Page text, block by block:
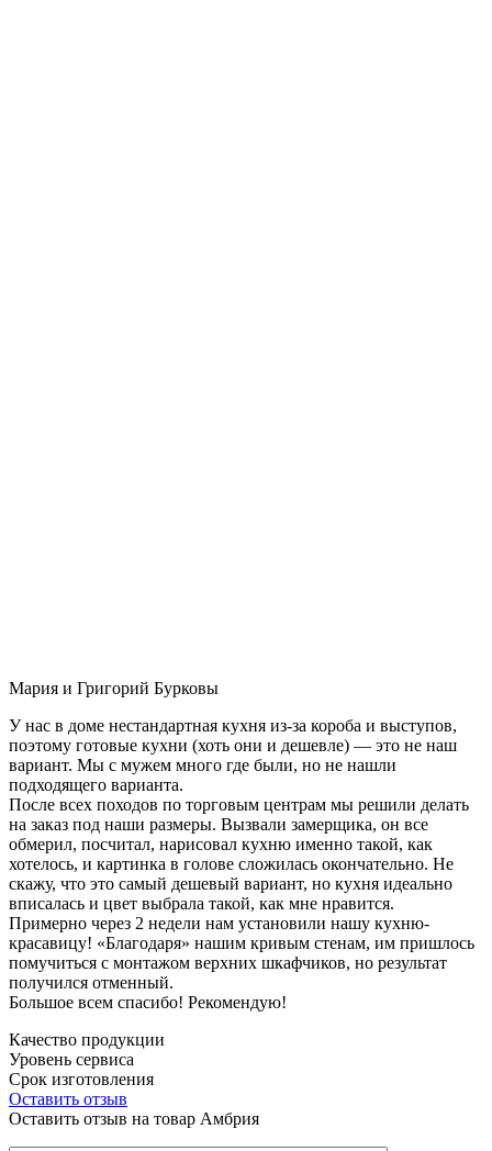
Мария и Григорий Бурковы
У нас в доме нестандартная кухня из-за короба и выступов,
поэтому готовые кухни (хоть они и дешевле) — это не наш
вариант. Мы с мужем много где были, но не нашли
подходящего варианта.
После всех походов по торговым центрам мы решили делать
на заказ под наши размеры. Вызвали замерщика, он все
обмерил, посчитал, нарисовал кухню именно такой, как
хотелось, и картинка в голове сложилась окончательно. Не
скажу, что это самый дешевый вариант, но кухня идеально
вписалась и цвет выбрала такой, как мне нравится.
Примерно через 2 недели нам установили нашу кухню-
красавицу! «Благодаря» нашим кривым стенам, им пришлось
помучиться с монтажом верхних шкафчиков, но результат
получился отменный.
Большое всем спасибо! Рекомендую!
Качество продукции
Уровень сервиса
Срок изготовления
Оставить отзыв
Оставить отзыв на товар Амбрия